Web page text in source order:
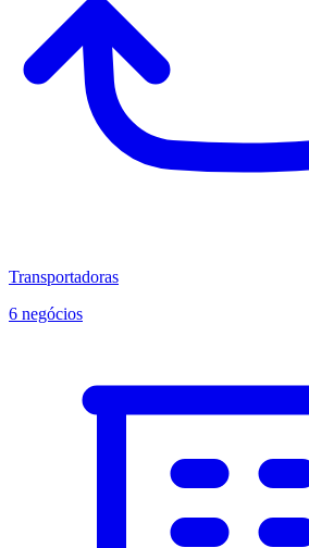
Transportadoras
6 negócios